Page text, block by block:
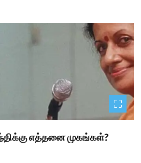
எத்தனை முகங்கள்?